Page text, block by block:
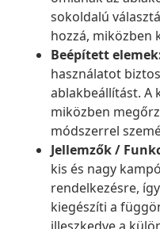
sokoldalú
hozzá, miközben
Beépített
használatot
ablakbeállítást. A
miközben
módszerrel
Jellemzők /
kis és nagy
rendelkezésre,
kiegészíti a